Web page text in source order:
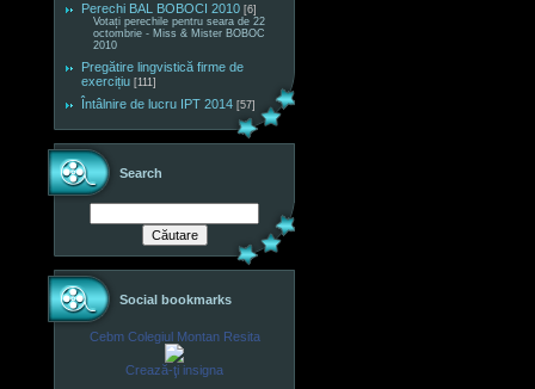
Perechi BAL BOBOCI 2010 [6]
Votați perechile pentru seara de 22
octombrie - Miss & Mister BOBOC
2010
Pregătire lingvistică firme de
exercițiu [111]
Întâlnire de lucru IPT 2014 [57]
Search
Social bookmarks
Cebm Colegiul Montan Resita
Crează-ţi insigna